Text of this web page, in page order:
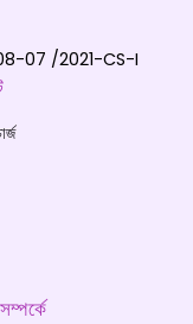
808-07 /2021-CS-I